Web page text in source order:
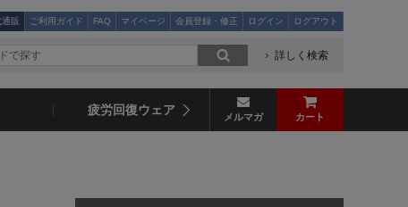
販 ご利用ガイド FAQ マイページ 会員登録・修正 ログイン ログアウト
詳しく検索
疲労回復ウェア メルマガ カート